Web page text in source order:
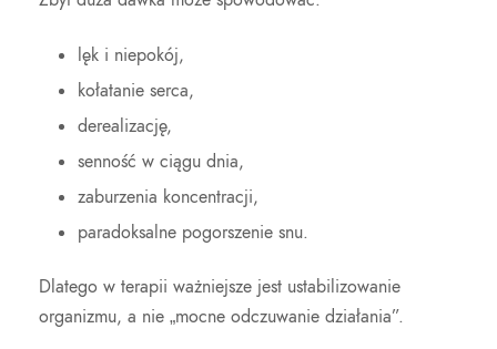
lęk i niepokój,
kołatanie serca,
derealizację,
senność w ciągu dnia,
zaburzenia koncentracji,
paradoksalne pogorszenie snu.
Dlatego w terapii ważniejsze jest ustabilizowanie
organizmu, a nie „mocne odczuwanie działania”.